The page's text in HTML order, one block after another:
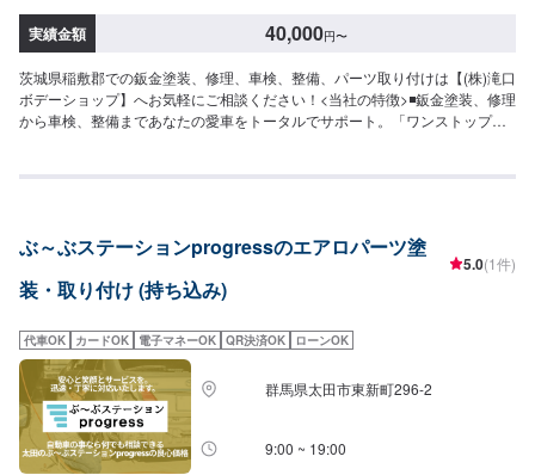
実績金額 40,000円〜
茨城県稲敷郡での鈑金塗装、修理、車検、整備、パーツ取り付けは【(株)滝口
ボデーショップ】へお気軽にご相談ください！<当社の特徴>◾鈑金塗装、修理
から車検、整備まであなたの愛車をトータルでサポート。「ワンストップ」
んでもお問い合わせください。◾プロの熟練の技が納得の仕上がりをお約束。
質への絶対の自信。とにかく安心してお任せください。<ご希望と条件に応じ
たパーソナルメニューを提案！>「技術的なクオリティの提供はもちろん、お
客様目線での最善のメニューと車輌価値をできる限り下げない処理をいかに
のニーズや条件に確実に応えることにこだわります。【1】オファーにてお問
い合わせ【2】お見積り【3】お見積りにご納得いただければ作業開始【4】
仕上がり次第納車-----納期について-----納期は通常5日～6日程度で納車となり
ます。(要相談)納期は前後する場合がございます。予めご了承ください。-----
ご来店時の注意、受付方法-----入庫の際はお気をつけてお越しください。駐車
スペースは事務所前の空いているスペースに駐車してください。受付はスタ
ッフへ「メンテモで予約しました」とお伝えください。ご案内いたします。
ぶ～ぶステーションprogressのエアロパーツ塗
装・取り付け (持ち込み)
5.0(1件)
代車OK カードOK 電子マネーOK QR決済OK ローンOK
群馬県太田市東新町296-2
9:00 ~ 19:00